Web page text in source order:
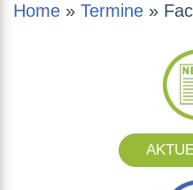
Home » Termine »